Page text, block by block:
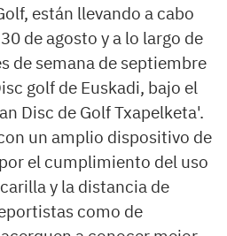
están llevando a cabo
de agosto y a lo largo de
de semana de septiembre
golf de Euskadi, bajo el
Disc de Golf Txapelketa'.
un amplio dispositivo de
el cumplimiento del uso
y la distancia de
como de